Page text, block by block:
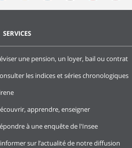
SERVICES
une pension, un loyer, bail ou contrat
les indices et séries chronologiques
apprendre, enseigner
à une enquête de l'Insee
sur l’actualité de notre diffusion